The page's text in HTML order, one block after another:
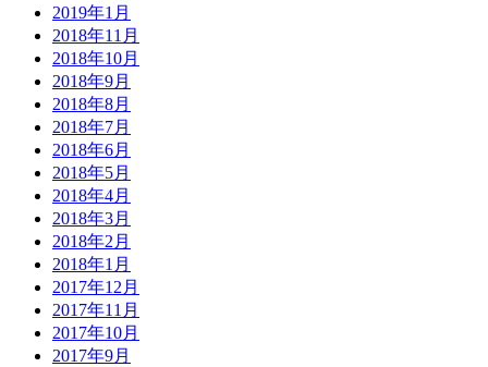
2019年1月
2018年11月
2018年10月
2018年9月
2018年8月
2018年7月
2018年6月
2018年5月
2018年4月
2018年3月
2018年2月
2018年1月
2017年12月
2017年11月
2017年10月
2017年9月